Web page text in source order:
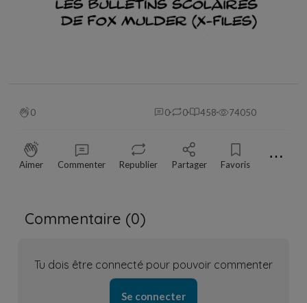
0 0 0 458 74050
Aimer Commenter Republier Partager Favoris ⋯
Commentaire (0)
Tu dois être connecté pour pouvoir commenter
Se connecter